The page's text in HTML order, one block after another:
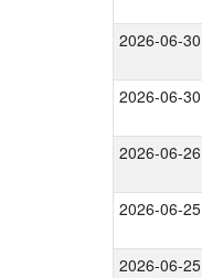
2026-06-30
2026-06-30
2026-06-26
2026-06-25
2026-06-25